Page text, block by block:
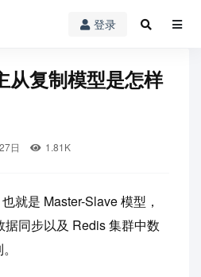
登录
集群的主从复制模型是怎样的？
从复制模型是怎样
日 1.81K
就是 Master-Slave 模型，
同步以及 Redis 集群中数